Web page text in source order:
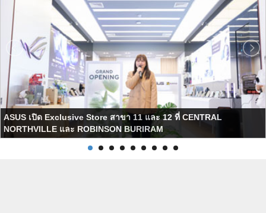
ASUS เปิด Exclusive Store สาขา 11 และ 12 ที่ CENTRAL
NORTHVILLE และ ROBINSON BURIRAM